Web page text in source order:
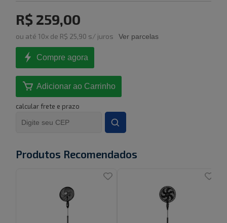
R$ 259,00
ou até 10x de R$ 25,90 s/ juros Ver parcelas
Compre agora
Adicionar ao Carrinho
calcular frete e prazo
Produtos Recomendados